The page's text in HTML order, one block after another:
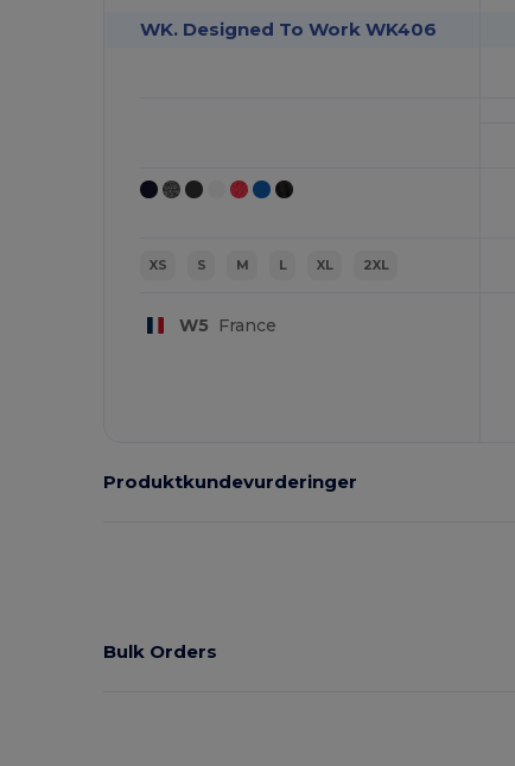
WK. Designed To Work WK406
XS S M L XL 2XL
W5 France
Produktkundevurderinger
Bulk Orders